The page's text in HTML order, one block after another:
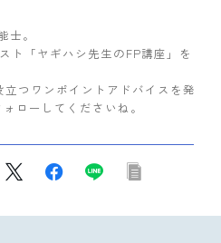
士。
ト「ヤギハシ先生のFP講座」を
つワンポイントアドバイスを発
ローしてくださいね。